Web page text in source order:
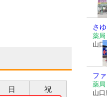
日 祝
さ
薬局
山
フ
薬局
山